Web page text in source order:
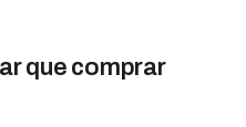
que comprar